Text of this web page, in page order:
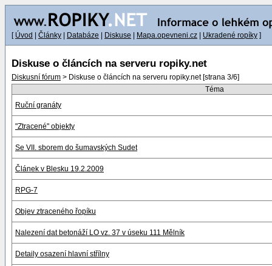
[ Úvod Články Databáze Diskuse Mapa.opevneni.cz Ukradené ropíky ]
Diskuse o článcích na serveru ropiky.net
Diskusní fórum > Diskuse o článcích na serveru ropiky.net [strana 3/6]
Téma
Ruční granáty
"Ztracené" objekty
Se VII. sborem do šumavských Sudet
Článek v Blesku 19.2.2009
RPG-7
Objev ztraceného řopíku
Nalezení dat betonáží LO vz. 37 v úseku 111 Mělník
Detaily osazení hlavní střílny